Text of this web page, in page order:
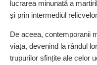
lucrarea minunată a
și prin intermediul
De aceea, contemporanii
viața, devenind la rândul
trupurilor sfințite ale celor